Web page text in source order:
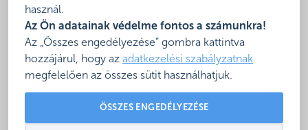
használ.
Az Ön adatainak védelme fontos a számunkra!
Az „Összes engedélyezése” gombra kattintva
hozzájárul, hogy az adatkezelési szabályzatnak
megfelelően az összes sütit használhatjuk.
ÖSSZES ENGEDÉLYEZÉSE
2025. december 9.
A Szentesi Sport- és Üdülőközpont Nonprofit Kft.
pályázatot hirdet az ügyvezető tisztség betöltésére 2026.
március 1. és 2029. február 28. közötti, határozott
időtartamra.
A pozíció felelősségteljes, stratégiai vezetői szerepet